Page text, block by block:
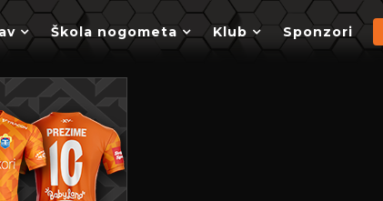
Škola nogometa Klub Sponzori